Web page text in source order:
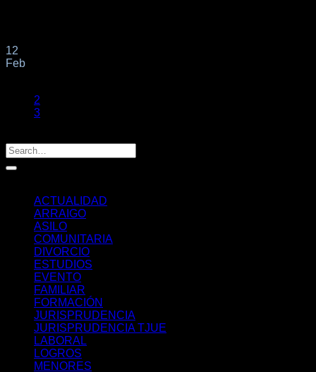
12
Feb
2
3
ACTUALIDAD
ARRAIGO
ASILO
COMUNITARIA
DIVORCIO
ESTUDIOS
EVENTO
FAMILIAR
FORMACIÓN
JURISPRUDENCIA
JURISPRUDENCIA TJUE
LABORAL
LOGROS
MENORES